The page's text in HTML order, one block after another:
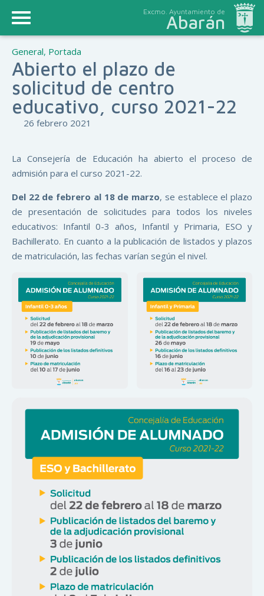
Excmo. Ayuntamiento de
Abarán
General, Portada
Abierto el plazo de
solicitud de centro
educativo, curso 2021-22
26 febrero 2021
La Consejería de Educación ha abierto el proceso de
admisión para el curso 2021-22.
Del 22 de febrero al 18 de marzo, se establece el plazo
de presentación de solicitudes para todos los niveles
educativos: Infantil 0-3 años, Infantil y Primaria, ESO y
Bachillerato. En cuanto a la publicación de listados y plazos
de matriculación, las fechas varían según el nivel.